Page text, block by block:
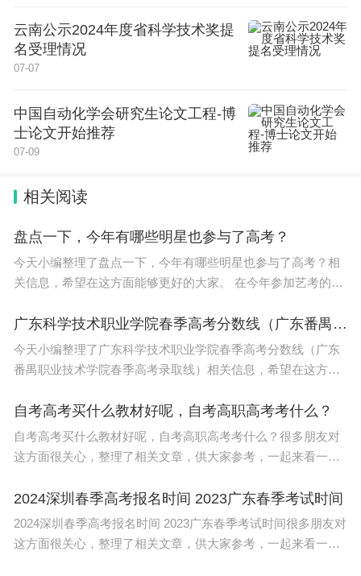
云南公示2024年度省科学技术奖提
名受理情况
07-07
中国自动化学会研究生论文工程-博
士论文开始推荐
07-09
相关阅读
盘点一下，今年有哪些明星也参与了高考？
今天小编整理了盘点一下，今年有哪些明星也参与了高考？相
关信息，希望在这方面能够更好的大家。 在今年参加艺考的明
等等。 何洛
广东科学技术职业学院春季高考分数线（广东番禺职业技术学院春季高考录取线）
今天小编整理了广东科学技术职业学院春季高考分数线（广东
番禺职业技术学院春季高考录取线）相关信息，希望在这方面
最低分数线： 广东
自考高考买什么教材好呢，自考高职高考考什么？
自考高考买什么教材好呢，自考高职高考考什么？很多朋友对
这方面很关心，整理了相关文章，供大家参考，一起来看一下
呢，自考高职高考考什么的相关问题
2024深圳春季高考报名时间 2023广东春季考试时间
2024深圳春季高考报名时间 2023广东春季考试时间很多朋友对
这方面很关心，整理了相关文章，供大家参考，一起来看一下